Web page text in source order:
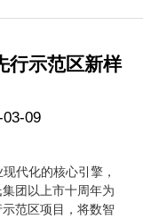
行示范区新样
09
代化的核心引擎，
团以上市十周年为
范区项目，将数智